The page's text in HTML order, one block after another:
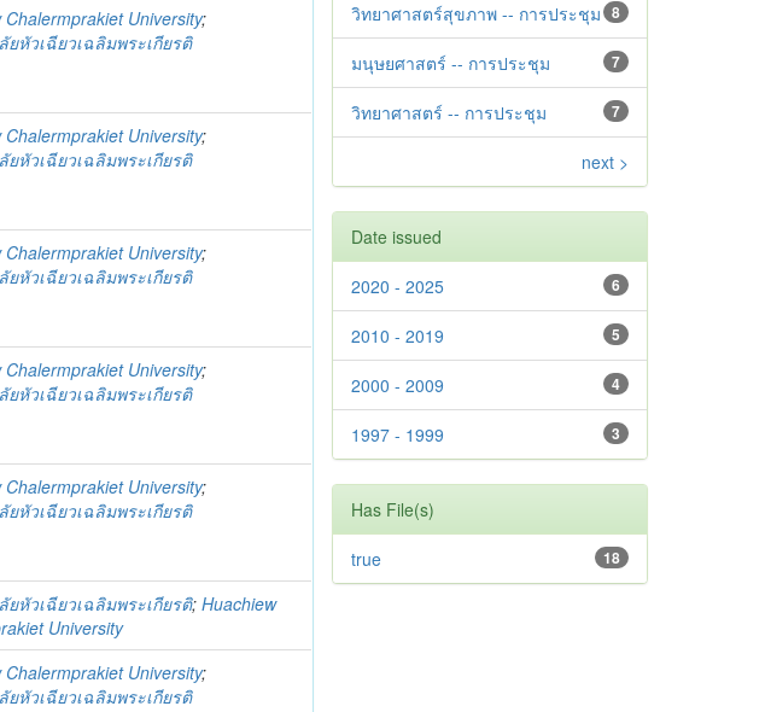
Chalermprakiet University;
ยหัวเฉียวเฉลิมพระเกียรติ
Chalermprakiet University;
ยหัวเฉียวเฉลิมพระเกียรติ
Chalermprakiet University;
ยหัวเฉียวเฉลิมพระเกียรติ
Chalermprakiet University;
ยหัวเฉียวเฉลิมพระเกียรติ
Chalermprakiet University;
ยหัวเฉียวเฉลิมพระเกียรติ
ยหัวเฉียวเฉลิมพระเกียรติ;Huachiew
University
Chalermprakiet University;
ยหัวเฉียวเฉลิมพระเกียรติ
8
วิทยาศาสตร์สุขภาพ -- การประชุม
7
มนุษยศาสตร์ -- การประชุม
7
วิทยาศาสตร์ -- การประชุม
next >
Date issued
6
2020 - 2025
5
2010 - 2019
4
2000 - 2009
3
1997 - 1999
Has File(s)
18
true